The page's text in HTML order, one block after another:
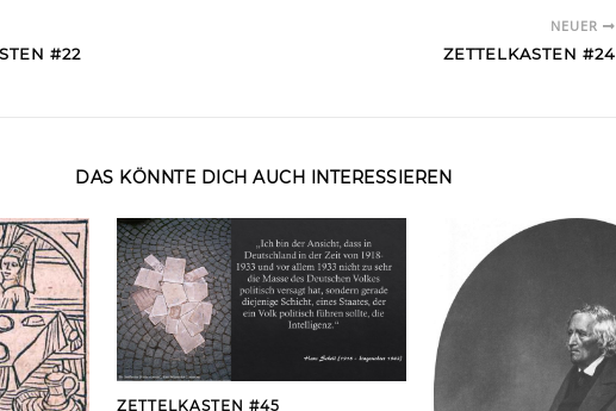
#22
NEUER
ZETTELKASTEN #24
DAS KÖNNTE DICH AUCH INTERESSIEREN
ZETTELKASTEN #45